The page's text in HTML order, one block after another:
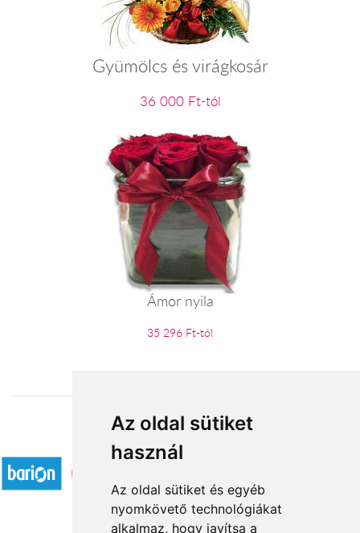
Az oldal sütiket
használ
Az oldal sütiket és egyéb
nyomkövető technológiákat
alkalmaz, hogy javítsa a
Gyümölcs és virágkosár
36 000 Ft-tól
Ámor nyila
35 296 Ft-tól
Elfogadott fizetési módok